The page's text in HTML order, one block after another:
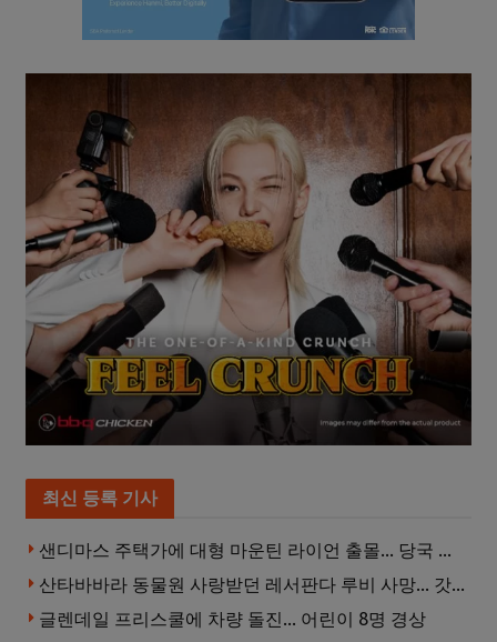
최신 등록 기사
샌디마스 주택가에 대형 마운틴 라이언 출몰… 당국 긴급 대응, 주민 접근 자제 당부
산타바바라 동물원 사랑받던 레서판다 루비 사망… 갓 태어난 새끼 2마리 잃은 지 수주 만
글렌데일 프리스쿨에 차량 돌진… 어린이 8명 경상